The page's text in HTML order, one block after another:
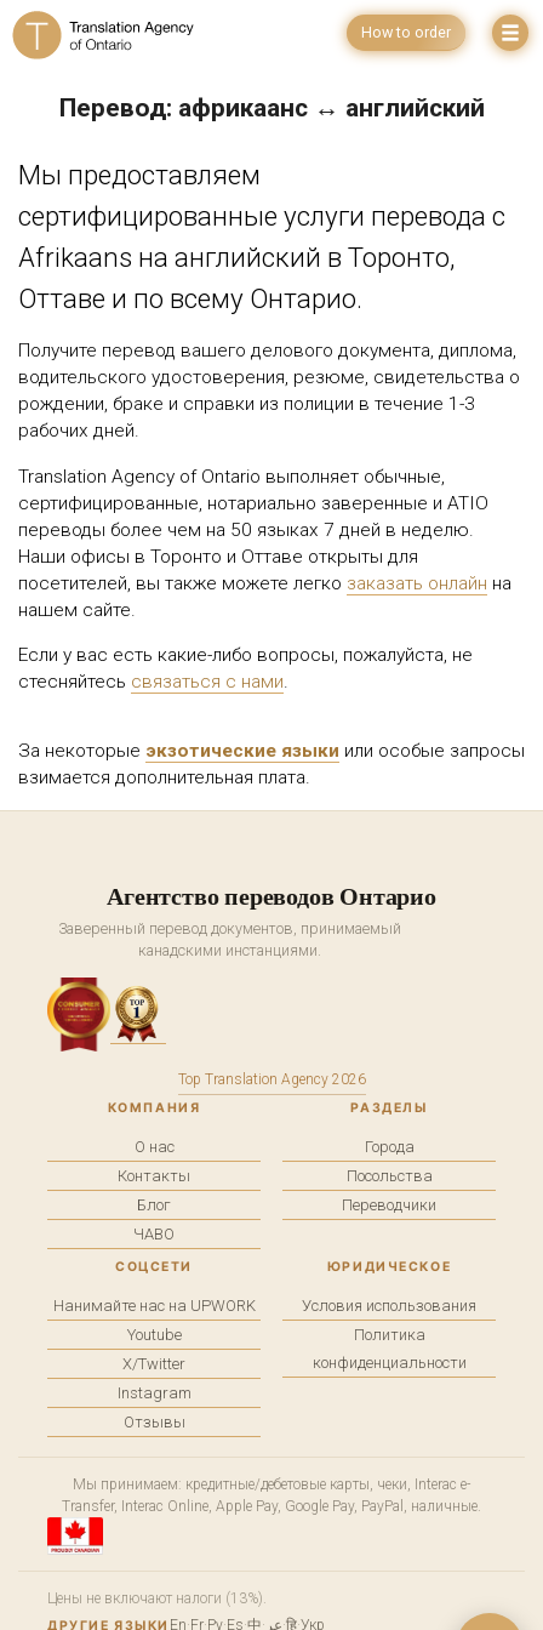
How to order
Перевод: африкаанс ↔ английский
Мы предоставляем
сертифицированные услуги перевода с
Afrikaans на английский в Торонто,
Оттаве и по всему Онтарио.
Получите перевод вашего делового документа, диплома,
водительского удостоверения, резюме, свидетельства о
рождении, браке и справки из полиции в течение 1-3
рабочих дней.
Translation Agency of Ontario выполняет обычные,
сертифицированные, нотариально заверенные и ATIO
переводы более чем на 50 языках 7 дней в неделю.
Наши офисы в Торонто и Оттаве открыты для
посетителей, вы также можете легко заказать онлайн на
нашем сайте.
Если у вас есть какие-либо вопросы, пожалуйста, не
стесняйтесь связаться с нами.
За некоторые экзотические языки или особые запросы
взимается дополнительная плата.
Агентство переводов Онтарио
Заверенный перевод документов, принимаемый
канадскими инстанциями.
Top Translation Agency 2026
КОМПАНИЯ
О нас
Контакты
Блог
ЧАВО
РАЗДЕЛЫ
Города
Посольства
Переводчики
СОЦСЕТИ
Нанимайте нас на UPWORK
Youtube
X/Twitter
Instagram
Отзывы
ЮРИДИЧЕСКОЕ
Условия использования
Политика
конфиденциальности
Мы принимаем: кредитные/дебетовые карты, чеки, Interac e-
Transfer, Interac Online, Apple Pay, Google Pay, PayPal, наличные.
Цены не включают налоги (13%).
ДРУГИЕ ЯЗЫКИ En·Fr·Ру·Es·中· عر·हि·Укр